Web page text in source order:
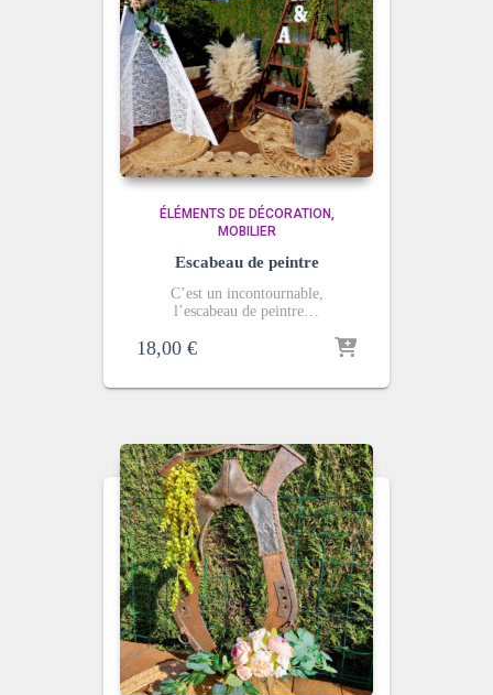
ÉLÉMENTS DE DÉCORATION
MOBILIER
Escabeau de peintre
C’est un incontournable,
l’escabeau de peintre…
18,00 €